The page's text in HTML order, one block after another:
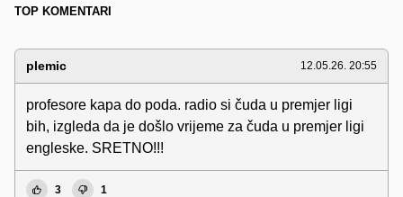
TOP KOMENTARI
plemic 12.05.26. 20:55
profesore kapa do poda. radio si čuda u premjer ligi
bih, izgleda da je došlo vrijeme za čuda u premjer ligi
engleske. SRETNO!!!
3 1